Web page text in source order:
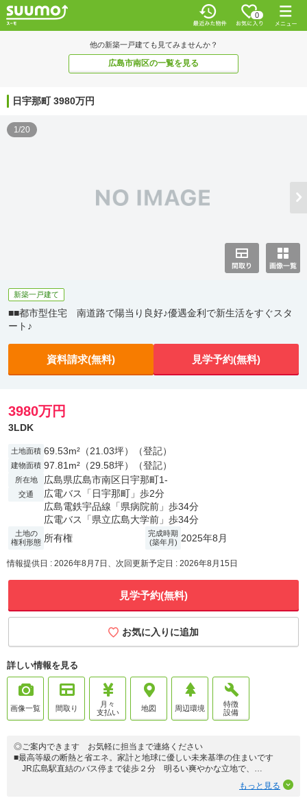
0
他の新築一戸建ても見てみませんか？
広島市南区の一覧を見る
日宇那町 3980万円
1/20
新築一戸建て
■■都市型住宅 南道路で陽当り良好♪優遇金利で新生活をすぐスタ
ート♪
資料請求(無料) 見学予約(無料)
3980万円
3LDK
土地面積 69.53m²（21.03坪）（登記）
建物面積 97.81m²（29.58坪）（登記）
所在地 広島県広島市南区日宇那町1-
交通
広電バス「日宇那町」歩2分
広島電鉄宇品線「県病院前」歩34分
広電バス「県立広島大学前」歩34分
土地の
権利形態 所有権
完成時期
(築年月) 2025年8月
情報提供日 : 2026年8月7日、次回更新予定日 : 2026年8月15日
見学予約(無料)
お気に入りに追加
詳しい情報を見る
画像一覧 間取り
月々
支払い
地図 周辺環境
特徴
設備
◎ご案内できます お気軽に担当まで連絡ください
■最高等級の断熱と省エネ。家計と地球に優しい未来基準の住まいです
JR広島駅直結のバス停まで徒歩２分 明るい爽やかな立地で、
未来基準のエコ住宅が、金利優遇で手の届きます。フラット35S・Aプラ
もっと見る